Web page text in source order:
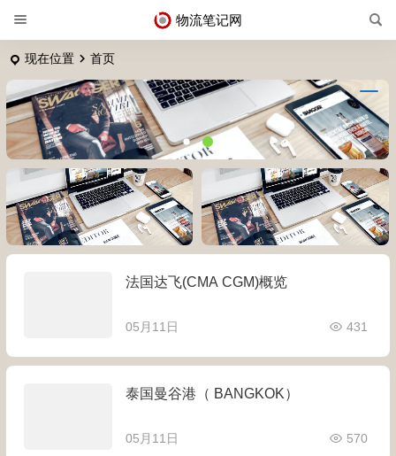
物流笔记网
现在位置 首页
标题
法国达飞(CMA CGM)概览
05月11日 431
泰国曼谷港（ BANGKOK）
05月11日 570